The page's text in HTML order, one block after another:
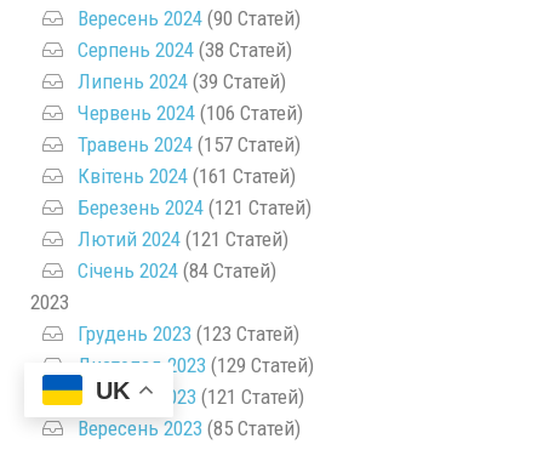
Вересень 2024 (90 Статей)
Серпень 2024 (38 Статей)
Липень 2024 (39 Статей)
Червень 2024 (106 Статей)
Травень 2024 (157 Статей)
Квітень 2024 (161 Статей)
Березень 2024 (121 Статей)
Лютий 2024 (121 Статей)
Січень 2024 (84 Статей)
2023
Грудень 2023 (123 Статей)
Листопад 2023 (129 Статей)
Жовтень 2023 (121 Статей)
Вересень 2023 (85 Статей)
UK